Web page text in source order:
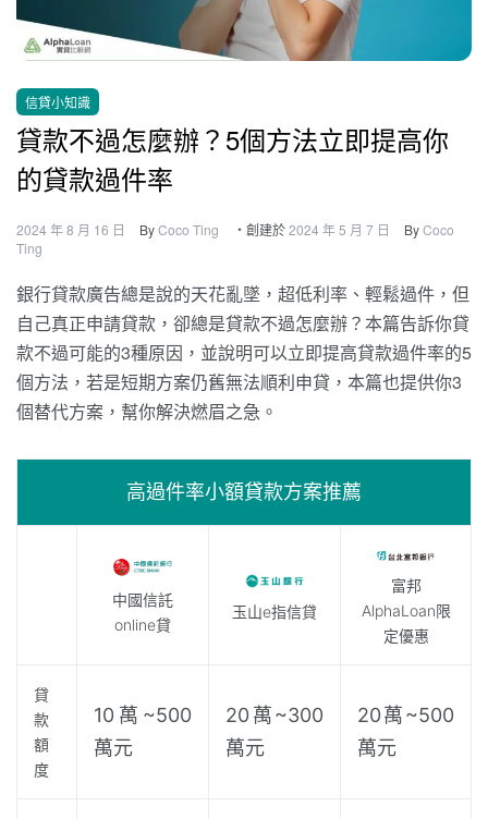
信貸小知識
貸款不過怎麼辦？5個方法立即提高你
的貸款過件率
2024 年 8 月 16 日 ByCoco Ting ・創建於2024 年 5 月 7 日 ByCoco
Ting
銀行貸款廣告總是說的天花亂墜，超低利率、輕鬆過件，但
自己真正申請貸款，卻總是貸款不過怎麼辦？本篇告訴你貸
款不過可能的3種原因，並說明可以立即提高貸款過件率的5
個方法，若是短期方案仍舊無法順利申貸，本篇也提供你3
個替代方案，幫你解決燃眉之急。
高過件率小額貸款方案推薦
中國信託
online貸
玉山e指信貸
富邦
AlphaLoan限
定優惠
貸
款
額
度
10萬~500
萬元
20萬~300
萬元
20萬~500
萬元